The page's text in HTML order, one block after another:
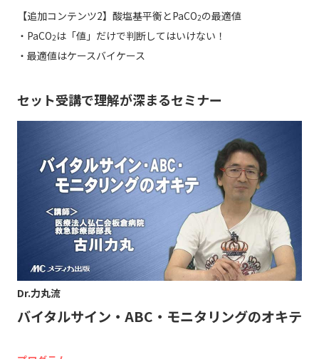
【追加コンテンツ2】酸塩基平衡とPaCO2の最適値
・PaCO2 は「値」だけで判断してはいけない！
・最適値はケースバイケース
セット受講で理解が深まるセミナー
Dr.力丸流
バイタルサイン・ABC・モニタリングのオキテ